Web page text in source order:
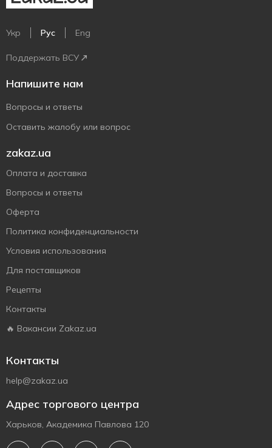
Укр Рус Eng
Поддержать ВСУ
Напишите нам
Вопросы и ответы
Оставить жалобу или вопрос
zakaz.ua
Оплата и доставка
Вопросы и ответы
Оферта
Политика конфиденциальности
Условия использования
Для поставщиков
Рецепты
Контакты
🔥 Вакансии Zakaz.ua
Контакты
help@zakaz.ua
Адрес торгового центра
Харьков, Академика Павлова 120